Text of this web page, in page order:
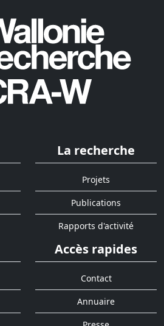
La recherche
Projets
Publications
Rapports d'activité
Accès rapides
Contact
Annuaire